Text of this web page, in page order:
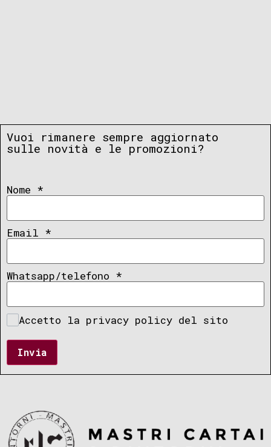
Vuoi rimanere sempre aggiornato
sulle novità e le promozioni?
Nome *
Email *
Whatsapp/telefono *
Accetto la privacy policy del sito
Invia